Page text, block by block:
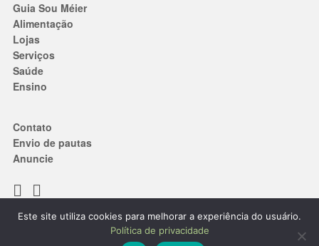
Guia Sou Méier
Alimentação
Lojas
Serviços
Saúde
Ensino
Contato
Envio de pautas
Anuncie
Termos de Uso|Política de privacidade
® 2019. Todos os direitos reservados.
Este site utiliza cookies para melhorar a experiência do usuário.
Política de privacidade